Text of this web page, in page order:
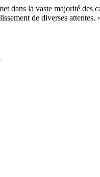
dans la vaste majorité des
de diverses attentes.